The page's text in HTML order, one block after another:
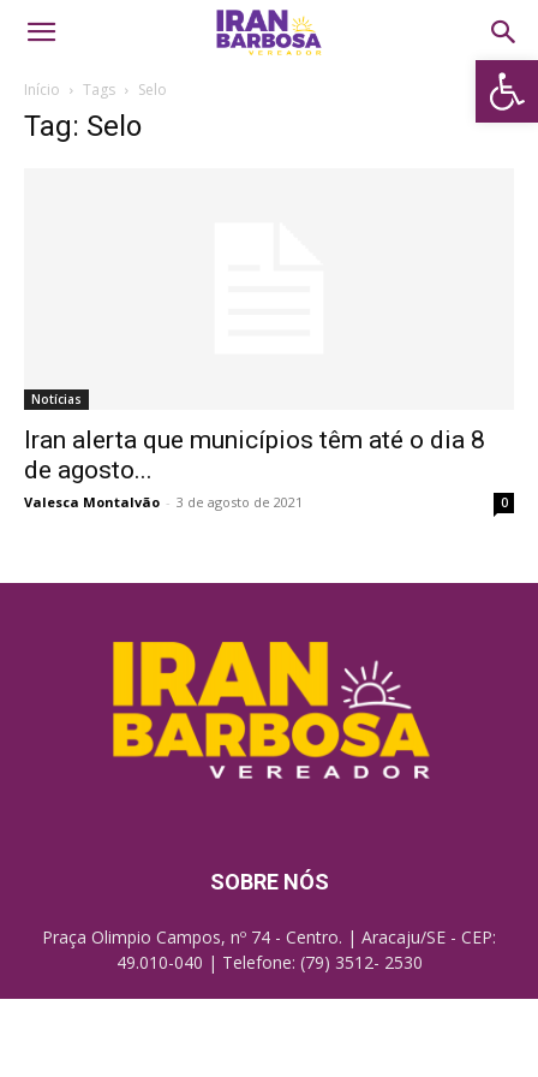
Abrir
Início Tags Selo
Tag: Selo
Notícias
Iran alerta que municípios têm até o dia 8
de agosto...
Valesca Montalvão - 3 de agosto de 2021 0
SOBRE NÓS
Praça Olimpio Campos, nº 74 - Centro. | Aracaju/SE - CEP:
49.010-040 | Telefone: (79) 3512- 2530